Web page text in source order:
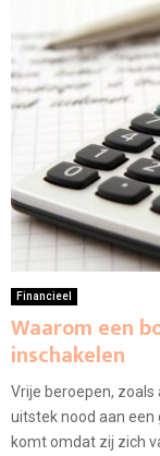
Financieel
Waarom een
inschakelen
Vrije beroepen,
uitstek nood aan een
komt omdat zij zich